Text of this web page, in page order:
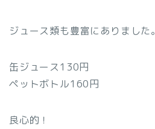
ジュース類も豊富にありました。
缶ジュース130円
ペットボトル160円
良心的！